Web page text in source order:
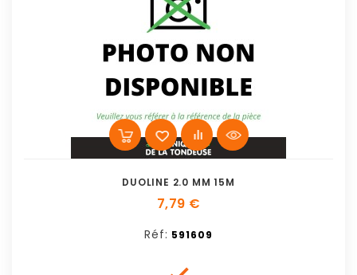
DUOLINE 2.0 MM 15M
7,79 €
Réf: 591609